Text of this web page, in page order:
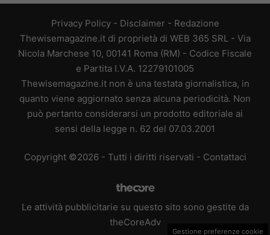
Privacy Policy- Disclaimer - Redazione
Thewisemagazine.it di proprietà di WEB 365 SRL - Via
Nicola Marchese 10, 00141 Roma (RM) - Codice Fiscale
e Partita I.V.A. 12279101005
Thewisemagazine.it non è una testata giornalistica, in
quanto viene aggiornato senza alcuna periodicità. Non
può pertanto considerarsi un prodotto editoriale ai
sensi della legge n. 62 del 07.03.2001
Copyright ©2026 - Tutti i diritti riservati - Contattaci
Le attività pubblicitarie su questo sito sono gestite da
theCoreAdv
Gestione preferenze cookie